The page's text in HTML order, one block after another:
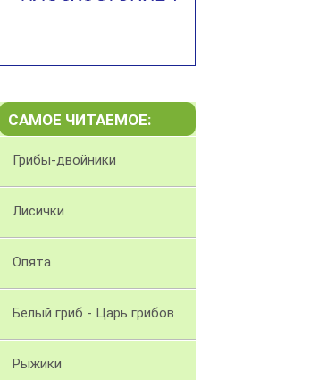
САМОЕ ЧИТАЕМОЕ:
Грибы-двойники
Лисички
Опята
Белый гриб - Царь грибов
Рыжики